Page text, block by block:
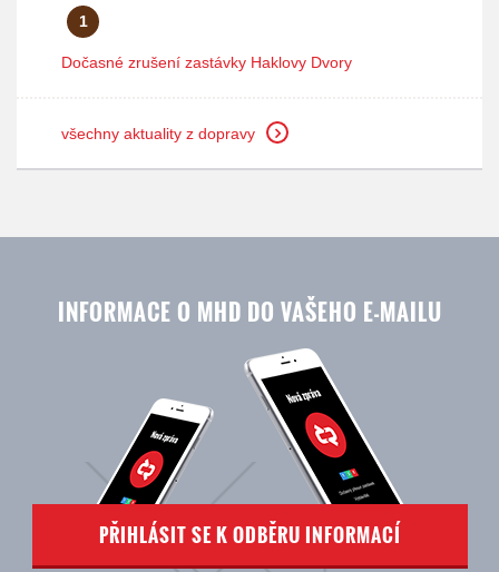
1
Dočasné zrušení zastávky Haklovy Dvory
všechny aktuality z dopravy
INFORMACE O MHD DO VAŠEHO E-MAILU
PŘIHLÁSIT SE K ODBĚRU INFORMACÍ